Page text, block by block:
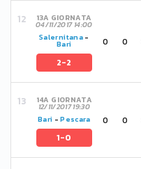
13A GIORNATA
04/11/2017 14:00
Salernitana-
Bari
2-2
0 0
14A GIORNATA
12/11/2017 19:30
Bari -Pescara
1-0
0 0